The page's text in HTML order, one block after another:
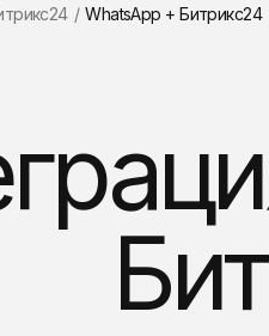
/ WhatsApp + Битрикс24